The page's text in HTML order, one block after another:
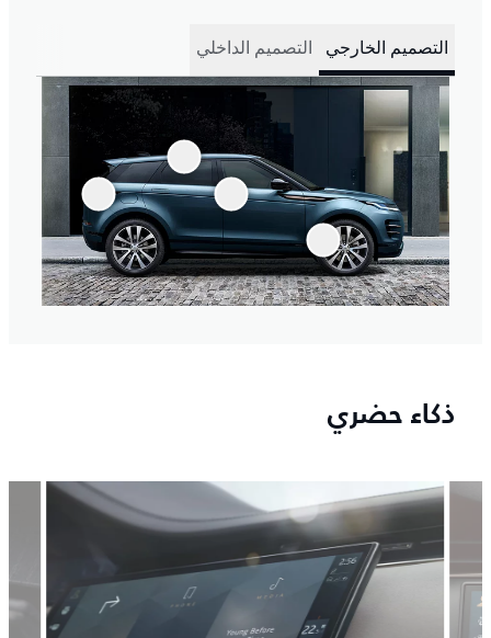
التصميم الخارجي التصميم الداخلي
ذكاء حضري